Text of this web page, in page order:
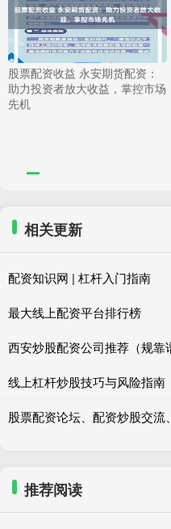
股票配资收益 永安期货配资：
助力投资者放大收益，掌控市场
先机
相关更新
配资知识网 | 杠杆入门指南
最大线上配资平台排行榜
西安炒股配资公司推荐（规靠
线上杠杆炒股技巧与风险指南
推荐阅读